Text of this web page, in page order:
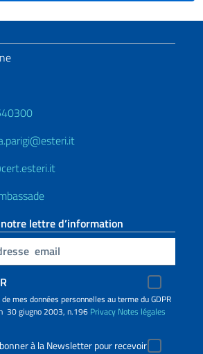
pied de page
lettre d’information
mes données personnelles au terme du GDPR
30 giugno 2003, n.196 Privacy Notes légales
à la Newsletter pour recevoir